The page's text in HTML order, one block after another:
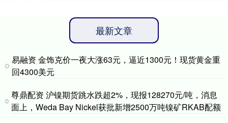
最新文章
易融资 金饰克价一夜大涨63元，逼近1300元！现货黄金重
回4300美元
尊鼎配资 沪镍期货跳水跌超2%，现报128270元/吨，消息
面上，Weda Bay Nickel获批新增2500万吨镍矿RKAB配额